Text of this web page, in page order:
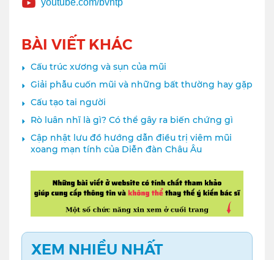
youtube.com/bvntp
BÀI VIẾT KHÁC
Cấu trúc xương và sụn của mũi
Giải phẫu cuốn mũi và những bất thường hay gặp
Cấu tạo tai người
Rò luân nhĩ là gì? Có thể gây ra biến chứng gì
Cập nhật lưu đồ hướng dẫn điều trị viêm mũi
xoang mạn tính của Diễn đàn Châu Âu
XEM NHIỀU NHẤT